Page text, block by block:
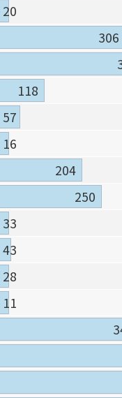
20
306
118
57
16
204
250
33
43
28
11